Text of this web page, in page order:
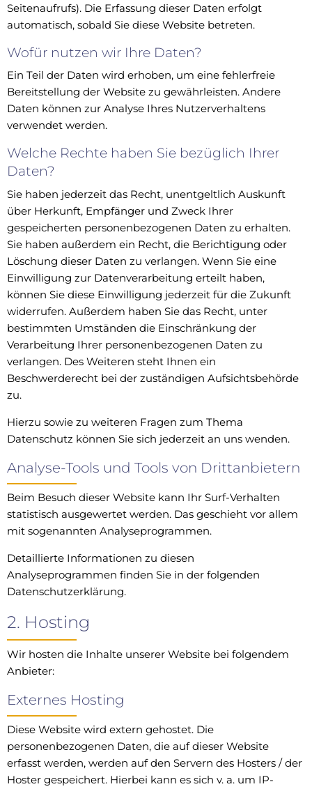
Seitenaufrufs). Die Erfassung dieser Daten erfolgt
automatisch, sobald Sie diese Website betreten.
Wofür nutzen wir Ihre Daten?
Ein Teil der Daten wird erhoben, um eine fehlerfreie
Bereitstellung der Website zu gewährleisten. Andere
Daten können zur Analyse Ihres Nutzerverhaltens
verwendet werden.
Welche Rechte haben Sie bezüglich Ihrer
Daten?
Sie haben jederzeit das Recht, unentgeltlich Auskunft
über Herkunft, Empfänger und Zweck Ihrer
gespeicherten personenbezogenen Daten zu erhalten.
Sie haben außerdem ein Recht, die Berichtigung oder
Löschung dieser Daten zu verlangen. Wenn Sie eine
Einwilligung zur Datenverarbeitung erteilt haben,
können Sie diese Einwilligung jederzeit für die Zukunft
widerrufen. Außerdem haben Sie das Recht, unter
bestimmten Umständen die Einschränkung der
Verarbeitung Ihrer personenbezogenen Daten zu
verlangen. Des Weiteren steht Ihnen ein
Beschwerderecht bei der zuständigen Aufsichtsbehörde
zu.
Hierzu sowie zu weiteren Fragen zum Thema
Datenschutz können Sie sich jederzeit an uns wenden.
Analyse-Tools und Tools von Dritt­anbietern
Beim Besuch dieser Website kann Ihr Surf-Verhalten
statistisch ausgewertet werden. Das geschieht vor allem
mit sogenannten Analyseprogrammen.
Detaillierte Informationen zu diesen
Analyseprogrammen finden Sie in der folgenden
Datenschutzerklärung.
2. Hosting
Wir hosten die Inhalte unserer Website bei folgendem
Anbieter:
Externes Hosting
Diese Website wird extern gehostet. Die
personenbezogenen Daten, die auf dieser Website
erfasst werden, werden auf den Servern des Hosters / der
Hoster gespeichert. Hierbei kann es sich v. a. um IP-